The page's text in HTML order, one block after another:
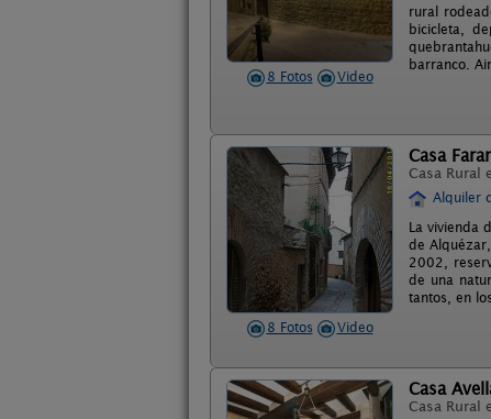
8 Fotos Video
rural
bicicleta,
barranco.
8 Fotos Video
Casa
Casa Rural
Alquiler
La vivienda
de
2002,
de una
tantos, en
Casa
Casa Rural